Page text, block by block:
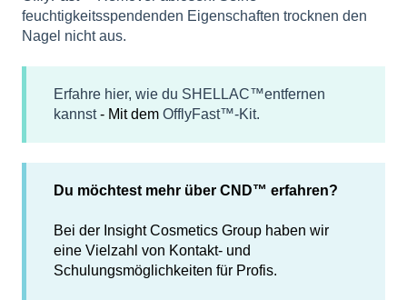
feuchtigkeitsspendenden Eigenschaften trocknen den
Nagel nicht aus.
Erfahre hier, wie du SHELLAC™entfernen
kannst- Mit dem OfflyFast™-Kit.
Du möchtest mehr über CND™ erfahren?
Bei der Insight Cosmetics Group haben wir
eine Vielzahl von Kontakt- und
Schulungsmöglichkeiten für Profis.